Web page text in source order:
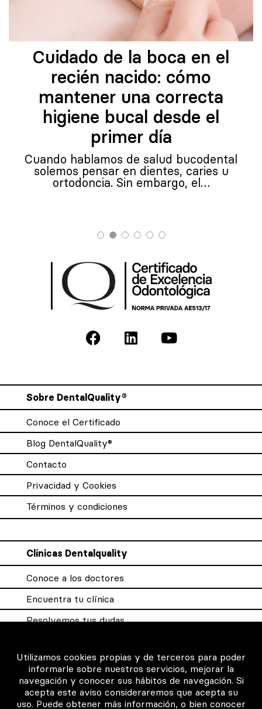
Cuidado de la boca en el
recién nacido: cómo
mantener una correcta
higiene bucal desde el
primer día
Cuando hablamos de salud bucodental
solemos pensar en dientes, caries u
ortodoncia. Sin embargo, el…
Sobre DentalQuality®
Conoce el Certificado
Blog DentalQuality®
Contacto
Privacidad y Cookies
Términos y condiciones
Clínicas Dentalquality
Conoce a los doctores
Encuentra tu clínica
Resolvemos tus dudas
Para los profesionales
Utilizamos cookies propias y de terceros para poder
informarle sobre nuestros servicios, mejorar la
navegación y conocer sus hábitos de navegación. Si
acepta este aviso consideraremos que acepta su
uso. Puede obtener más información, o bien conocer